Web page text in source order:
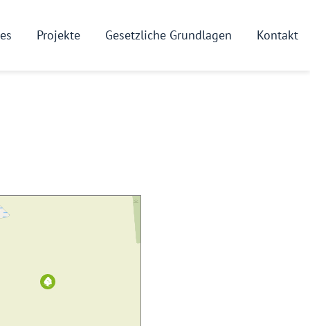
Projekte Gesetzliche Grundlagen Kontakt